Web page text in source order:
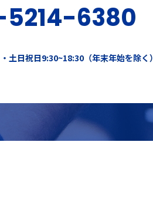
6380
土日祝日9:30~18:30（年末年始を除く）